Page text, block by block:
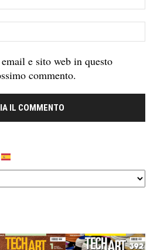
e sito web in questo
commento.